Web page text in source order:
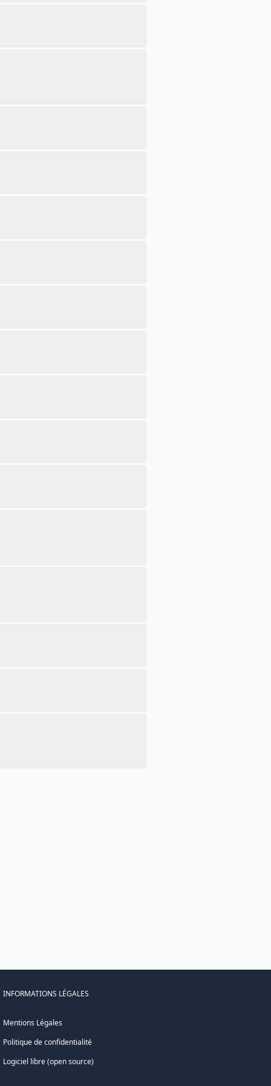
INFORMATIONS LÉGALES
Mentions Légales
Politique de confidentialité
Logiciel libre (open source)